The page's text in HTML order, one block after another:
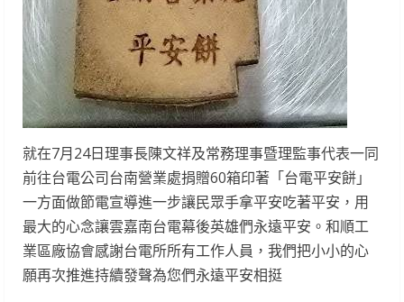
就在7月24日理事長陳文祥及常務理事暨理監事代表一同
前往台電公司台南營業處捐贈60箱印著「台電平安餅」
一方面做節電宣導進一步讓民眾手拿平安吃著平安，用
最大的心念讓雲嘉南台電幕後英雄們永遠平安。和順工
業區廠協會感謝台電所所有工作人員，我們把小小的心
願再次推進持續發聲為您們永遠平安相挺